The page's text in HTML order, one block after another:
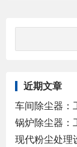
近期文章
车间除尘器：
锅炉除尘器：
现代粉尘处理